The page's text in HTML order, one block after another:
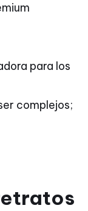
para los
complejos;